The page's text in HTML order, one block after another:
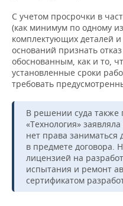
С учетом просрочки в
(как минимум по одному
комплектующих деталей
оснований признать
обоснованным, как и то,
установленные сроки
требовать
В решении суда также
«Технология»
нет права заниматься
в предмете договора.
лицензией на
испытания и ремонт
сертификатом